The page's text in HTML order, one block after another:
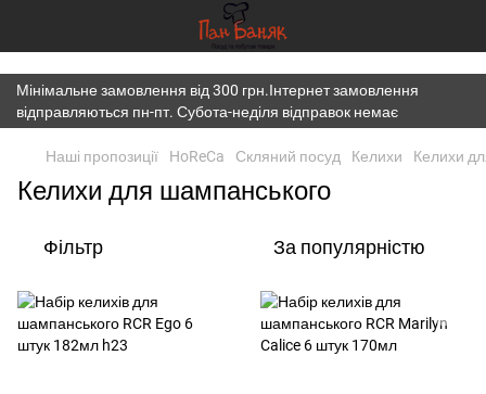
})(window,document,'script','dataLayer','GTM-K7JWBM2W');
Мінімальне замовлення від 300 грн.Інтернет замовлення
відправляються пн-пт. Субота-неділя відправок немає
Наші пропозиції HoReCa Скляний посуд Келихи Келихи
Келихи для шампанського
Фільтр За популярністю